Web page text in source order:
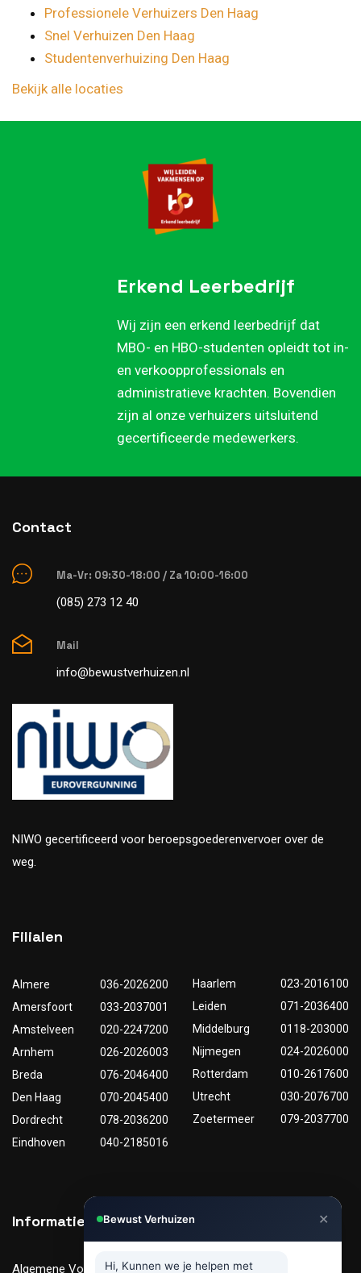
Professionele Verhuizers Den Haag
Snel Verhuizen Den Haag
Studentenverhuizing Den Haag
Bekijk alle locaties
Erkend Leerbedrijf
Wij zijn een erkend leerbedrijf dat
MBO- en HBO-studenten opleidt tot in-
en verkoopprofessionals en
administratieve krachten. Bovendien
zijn al onze verhuizers uitsluitend
gecertificeerde medewerkers.
Contact
Ma-Vr: 09:30-18:00 / Za 10:00-16:00
(085) 273 12 40
Mail
info@bewustverhuizen.nl
NIWO gecertificeerd voor beroepsgoederenvervoer over de
weg.
Filialen
Almere
036-2026200
Amersfoort
033-2037001
Amstelveen
020-2247200
Arnhem
026-2026003
Breda
076-2046400
Den Haag
070-2045400
Dordrecht
078-2036200
Eindhoven
040-2185016
Haarlem
023-2016100
Leiden
071-2036400
Middelburg
0118-203000
Nijmegen
024-2026000
Rotterdam
010-2617600
Utrecht
030-2076700
Zoetermeer
079-2037700
Informatie
Algemene Voorwaarden
Nuttige links
Tarieven
Bewust Verhuizen ✕
Hi, Kunnen we je helpen met